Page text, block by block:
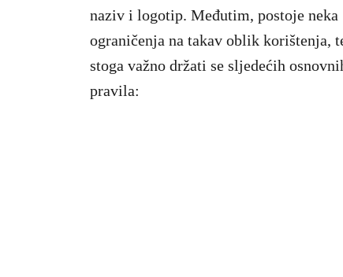
naziv i logotip. Međutim, postoje neka
ograničenja na takav oblik korištenja,
stoga važno držati se sljedećih
pravila: